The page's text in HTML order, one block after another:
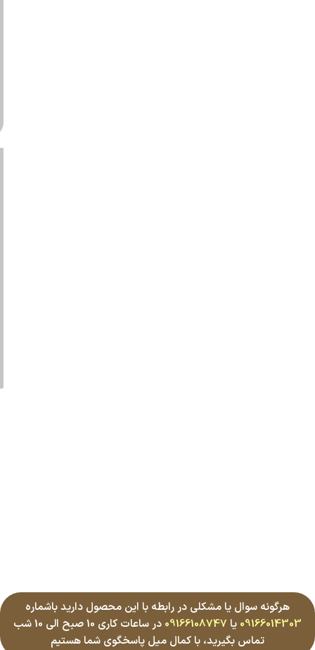
هرگونه سوال یا مشکلی در رابطه با این محصول دارید باشماره
09166014303 یا 09166108747
در ساعات کاری 10 صبح الی 10 شب
تماس بگیرید، با کمال میل پاسخگوی شما هستیم